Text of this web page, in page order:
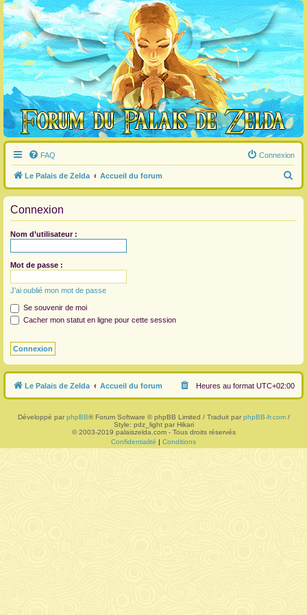
FAQ Connexion
Le Palais de Zelda Accueil du forum
e
Connexion
Nom d’utilisateur :
Mot de passe :
J’ai oublié mon mot de passe
Se souvenir de moi
Cacher mon statut en ligne pour cette session
Le Palais de Zelda Accueil du forum Heures au format UTC+02:00
Développé par phpBB® Forum Software © phpBB Limited / Traduit par phpBB-fr.com/
Style: pdz_light par Hikari
© 2003-2019 palaiszelda.com - Tous droits réservés
Confidentialité | Conditions